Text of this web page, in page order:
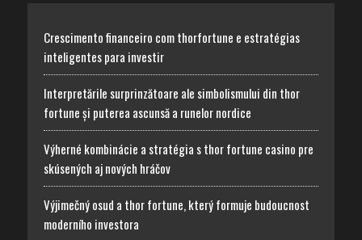
Crescimento financeiro com thorfortune e estratégias
inteligentes para investir
Interpretările surprinzătoare ale simbolismului din thor
fortune și puterea ascunsă a runelor nordice
Výherné kombinácie a stratégia s thor fortune casino pre
skúsených aj nových hráčov
Výjimečný osud a thor fortune, který formuje budoucnost
moderního investora